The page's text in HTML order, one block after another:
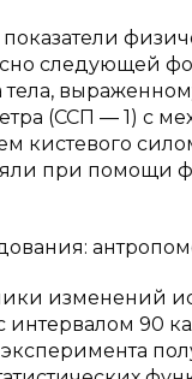
следующей
тела,
(ССП — 1) с
кистевого
при помощи
изменений
с интервалом 90